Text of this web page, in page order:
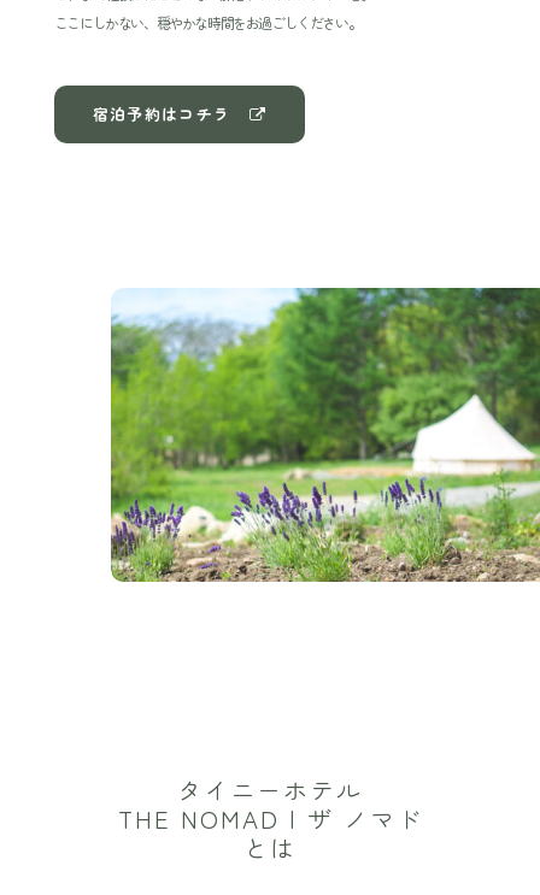
ここにしかない、穏やかな時間をお過ごしください。
宿泊予約はコチラ
タイニーホテル
THE NOMAD | ザ ノマド
とは